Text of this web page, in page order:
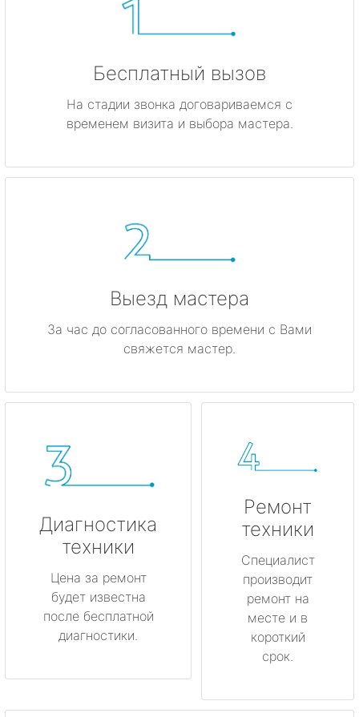
Бесплатный вызов
На стадии звонка договариваемся с
временем визита и выбора мастера.
Выезд мастера
За час до согласованного времени с Вами
свяжется мастер.
Диагностика
техники
Цена за ремонт
будет известна
после бесплатной
диагностики.
Ремонт
техники
Специалист
производит
ремонт на
месте и в
короткий
срок.